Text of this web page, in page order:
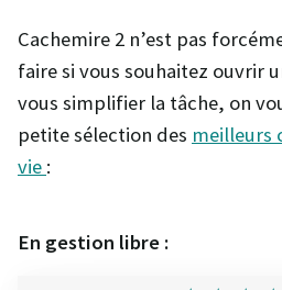
Cachemire 2 n’est pas
faire si vous souhaitez ouvrir
vous simplifier la tâche, on
petite sélection des meilleurs
vie :
En gestion libre :